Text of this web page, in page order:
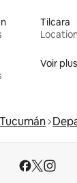
Tilcara
Voir
Tucumán